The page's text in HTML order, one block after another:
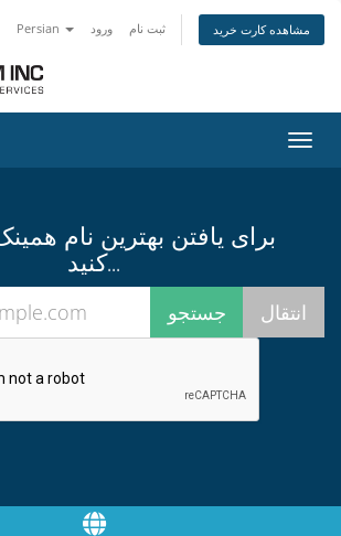
Persian ورود ثبت نام مشاهده کارت خرید
تغییر
برای یافتن بهترین نام
کنید...